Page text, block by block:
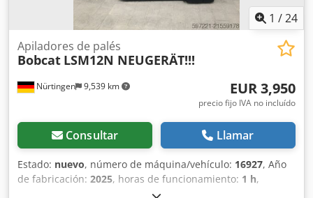
1 /24
Nürtingen 9,539 km
Apiladores de palés
Bobcat LSM12N NEUGERÄT!!!
EUR 3,950
precio fijo IVA no incluído
Consultar Llamar
Estado: nuevo, número de máquina/vehículo: 16927, Año
de fabricación: 2025, horas de funcionamiento: 1 h,
1,200 kg, altura de elevación: